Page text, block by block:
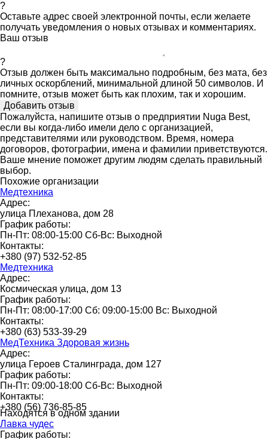
?
Оставьте адрес своей электронной почты, если желаете
получать уведомления о новых отзывах и комментариях.
Ваш отзыв
?
Отзыв должен быть максимально подробным, без мата, без
личных оскорблений, минимальной длиной 50 символов. И
помните, отзыв может быть как плохим, так и хорошим.
Пожалуйста, напишите отзыв о предприятии Nuga Best,
если вы когда-либо имели дело с организацией,
представителями или руководством. Время, номера
договоров, фотографии, имена и фамилии приветствуются.
Ваше мнение поможет другим людям сделать правильный
выбор.
Похожие организации
Медтехника
Адрес:
улица Плеханова, дом 28
График работы:
Пн-Пт: 08:00-15:00 Сб-Вс: Выходной
Контакты:
+380 (97) 532-52-85
Медтехника
Адрес:
Космическая улица, дом 13
График работы:
Пн-Пт: 08:00-17:00 Сб: 09:00-15:00 Вс: Выходной
Контакты:
+380 (63) 533-39-29
МедТехника Здоровая жизнь
Адрес:
улица Героев Сталинграда, дом 127
График работы:
Пн-Пт: 09:00-18:00 Сб-Вс: Выходной
Контакты:
+380 (56) 736-85-85
Находятся в одном здании
Лавка чудес
График работы: